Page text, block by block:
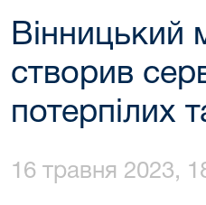
Вінницький
створив
потерпілих
16 травня 2023,